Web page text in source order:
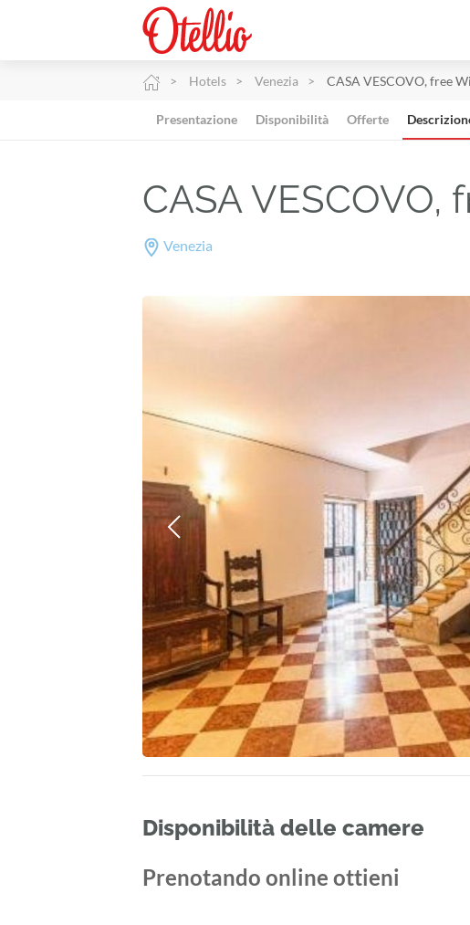
Hotels Venezia CASA VESCOVO, free
Presentazione Disponibilità Offerte
CASA
Venezia
Disponibilità delle camere
Prenotando online ottieni